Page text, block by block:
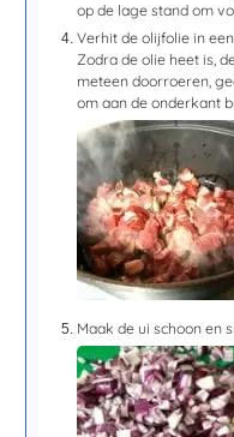
op de lage stand om
Verhit de olijfolie in
Zodra de olie heet is,
meteen doorroeren,
om aan de onderkant
Maak de ui schoon en